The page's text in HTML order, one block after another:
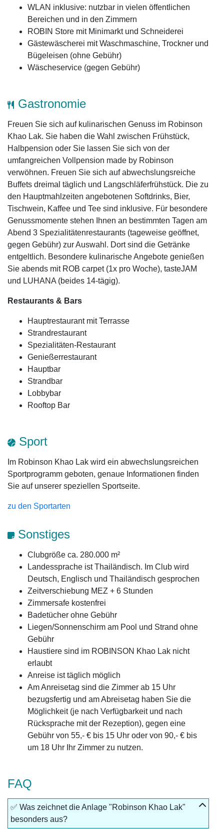
WLAN inklusive: nutzbar in vielen öffentlichen
Bereichen und in den Zimmern
ROBIN Store mit Minimarkt und Schneiderei
Gästewäscherei mit Waschmaschine, Trockner und
Bügeleisen (ohne Gebühr)
Wäscheservice (gegen Gebühr)
Gastronomie
Freuen Sie sich auf kulinarischen Genuss im Robinson
Khao Lak. Sie haben die Wahl zwischen Frühstück,
Halbpension oder Sie lassen Sie sich von der
umfangreichen Vollpension made by Robinson
verwöhnen. Freuen Sie sich auf abwechslungsreiche
Buffets dreimal täglich und Langschläferfrühstück. Die zu
den Hauptmahlzeiten angebotenen Softdrinks, Bier,
Tischwein, Kaffee und Tee sind inklusive. Für besondere
Genussmomente stehen Ihnen an bestimmten Tagen am
Abend 3 Spezialitätenrestaurants (tageweise geöffnet,
gegen Gebühr) zur Auswahl. Dort sind die Getränke
entgeltlich. Besondere kulinarische Angebote genießen
Sie abends mit ROB carpet (1x pro Woche), tasteJAM
und LUHANA (beides 14-tägig).
Restaurants & Bars
Hauptrestaurant mit Terrasse
Strandrestaurant
Spezialitäten-Restaurant
Genießerrestaurant
Hauptbar
Strandbar
Lobbybar
Rooftop Bar
Sport
Im Robinson Khao Lak wird ein abwechslungsreichen
Sportprogramm geboten, genaue Informationen finden
Sie auf unserer speziellen Sportseite.
zu den Sportarten
Sonstiges
Clubgröße ca. 280.000 m²
Landessprache ist Thailändisch. Im Club wird
Deutsch, Englisch und Thailändisch gesprochen
Zeitverschiebung MEZ + 6 Stunden
Zimmersafe kostenfrei
Badetücher ohne Gebühr
Liegen/Sonnenschirm am Pool und Strand ohne
Gebühr
Haustiere sind im ROBINSON Khao Lak nicht
erlaubt
Anreise ist täglich möglich
Am Anreisetag sind die Zimmer ab 15 Uhr
bezugsfertig und am Abreisetag haben Sie die
Möglichkeit (je nach Verfügbarkeit und nach
Rücksprache mit der Rezeption), gegen eine
Gebühr von 55,- € bis 15 Uhr oder von 90,- € bis
um 18 Uhr Ihr Zimmer zu nutzen.
FAQ
✅ Was zeichnet die Anlage "Robinson Khao Lak"
besonders aus?